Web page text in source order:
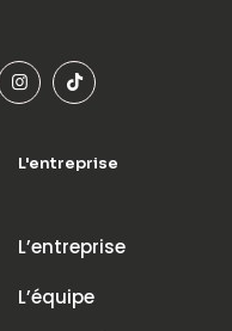
L'entreprise
L’entreprise
L’équipe